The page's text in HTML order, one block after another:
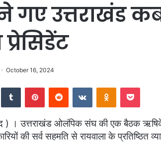
गए उत्तराखंड
October 16, 2024
Tumblr PinterestReddit VKontakteOdnoklassniki
Pocket
) । उत्तराखंड ओलंपिक संघ की एक बैठक
की सर्व सहमति से रायवाला के प्रतिष्ठित